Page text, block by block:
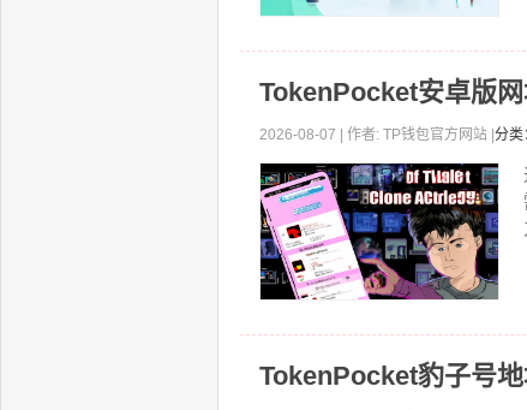
TokenPocket安卓版
2026-08-07 | 作者: TP钱包官方网站 | 分类
TokenPocket豹子号